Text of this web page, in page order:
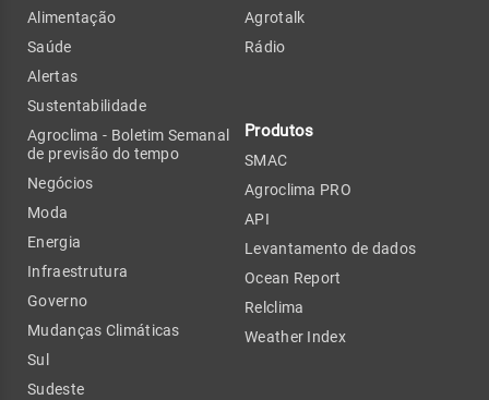
Alimentação
Saúde
Alertas
Sustentabilidade
Agroclima - Boletim Semanal
de previsão do tempo
Negócios
Moda
Energia
Infraestrutura
Governo
Mudanças Climáticas
Sul
Sudeste
Agrotalk
Rádio
Produtos
SMAC
Agroclima PRO
API
Levantamento de dados
Ocean Report
Relclima
Weather Index